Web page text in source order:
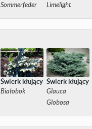
Sommerfeder
Limelight
Świerk kłujący
Białobok
Świerk kłujący
Glauca
Globosa